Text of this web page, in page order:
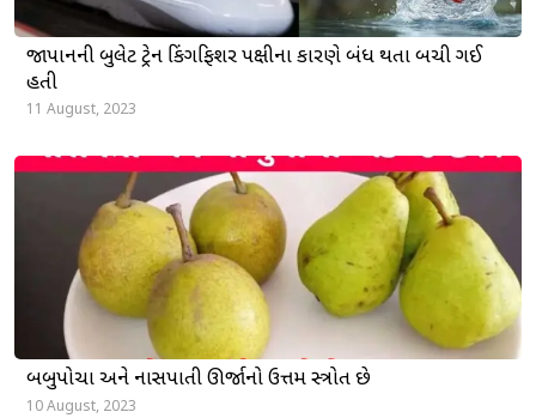
જાપાનની બુલેટ ટ્રેન કિંગફિશર પક્ષીના કારણે બંધ થતા બચી ગઈ
હતી
11 August, 2023
બબુપોચા અને નાસપાતી ઊર્જાનો ઉત્તમ સ્ત્રોત છે
10 August, 2023